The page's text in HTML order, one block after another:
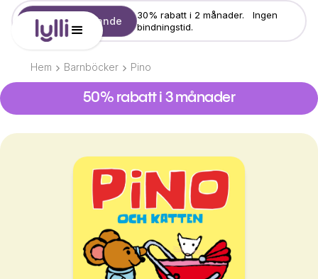
Starta erbjudande
30% rabatt i 2 månader. Ingen
bindningstid.
Hem Barnböcker Pino
50% rabatt i 3 månader